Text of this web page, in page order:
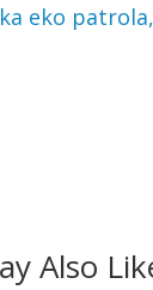
eko
Also